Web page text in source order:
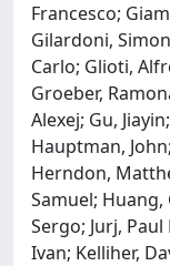
Francesco;
Gilardoni,
Carlo; Glioti,
Groeber,
Alexej; Gu,
Hauptman,
Herndon,
Samuel; Huang,
Sergo; Jurj,
Ivan; Kelliher,